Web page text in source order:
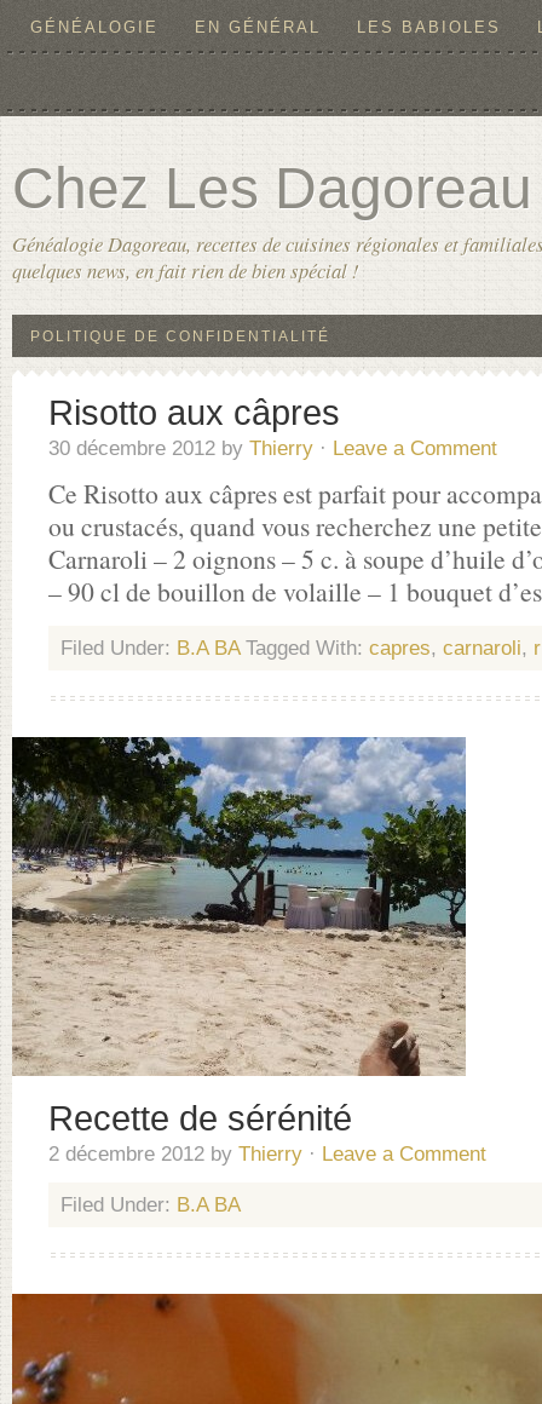
GÉNÉALOGIE EN GÉNÉRAL LES BABIOLES
Chez Les Dagoreau
Généalogie Dagoreau, recettes de cuisines régionales et
quelques news, en fait rien de bien spécial !
POLITIQUE DE CONFIDENTIALITÉ
Risotto aux câpres
30 décembre 2012 by Thierry · Leave a Comment
Ce Risotto aux câpres est parfait pour
ou crustacés, quand vous recherchez une
Carnaroli – 2 oignons – 5 c. à soupe d’huile
– 90 cl de bouillon de volaille – 1 bouquet
Filed Under: B.A BA Tagged With: capres, carnaroli,
Recette de sérénité
2 décembre 2012 by Thierry · Leave a Comment
Filed Under: B.A BA